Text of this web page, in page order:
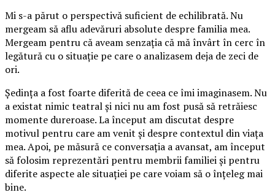
Mi s-a părut o perspectivă suficient de echilibrată. Nu
mergeam să aflu adevăruri absolute despre familia mea.
Mergeam pentru că aveam senzația că mă învârt în cerc în
legătură cu o situație pe care o analizasem deja de zeci de
ori.
Ședința a fost foarte diferită de ceea ce îmi imaginasem. Nu
a existat nimic teatral și nici nu am fost pusă să retrăiesc
momente dureroase. La început am discutat despre
motivul pentru care am venit și despre contextul din viața
mea. Apoi, pe măsură ce conversația a avansat, am început
să folosim reprezentări pentru membrii familiei și pentru
diferite aspecte ale situației pe care voiam să o înțeleg mai
bine.